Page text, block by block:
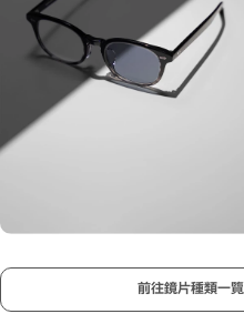
+ NT$3,000
鏡片會依紫外線強度改變鏡片顏色
前往鏡片種類一覽